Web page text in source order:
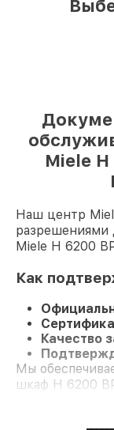
Miele
Наш центр
разрешениями
Miele H 6200
Как
Качество
Мы
шкаф H 6200